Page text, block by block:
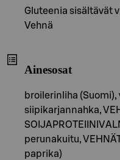
Gluteenia sisältävät
Vehnä
Ainesosat
broilerinliha (Suomi),
siipikarjannahka,
perunakuitu,
paprika)